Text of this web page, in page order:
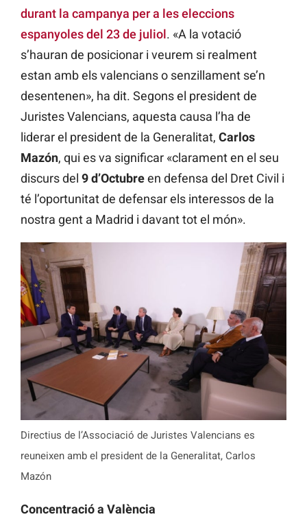
durant la campanya per a les eleccions
espanyoles del 23 de juliol. «A la votació
s’hauran de posicionar i veurem si realment
estan amb els valencians o senzillament se’n
desentenen», ha dit. Segons el president de
Juristes Valencians, aquesta causa l’ha de
liderar el president de la Generalitat, Carlos
Mazón, qui es va significar «clarament en el seu
discurs del 9 d’Octubreen defensa del Dret Civil i
té l’oportunitat de defensar els interessos de la
nostra gent a Madrid i davant tot el món».
Directius de l’Associació de Juristes Valencians es
reuneixen amb el president de la Generalitat, Carlos
Mazón
Concentració a València